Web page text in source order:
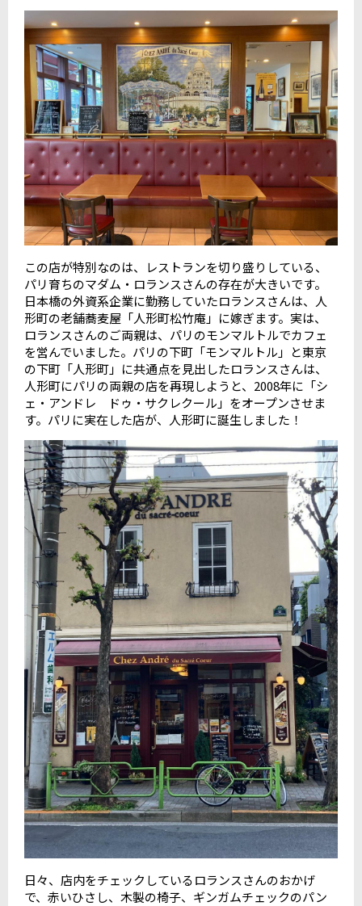
この店が特別なのは、レストランを切り盛りしている、
パリ育ちのマダム・ロランスさんの存在が大きいです。
日本橋の外資系企業に勤務していたロランスさんは、人
形町の老舗蕎麦屋「人形町松竹庵」に嫁ぎます。実は、
ロランスさんのご両親は、パリのモンマルトルでカフェ
を営んでいました。パリの下町「モンマルトル」と東京
の下町「人形町」に共通点を見出したロランスさんは、
人形町にパリの両親の店を再現しようと、2008年に「シ
ェ・アンドレ ドゥ・サクレクール」をオープンさせま
す。パリに実在した店が、人形町に誕生しました！
日々、店内をチェックしているロランスさんのおかげ
で、赤いひさし、木製の椅子、ギンガムチェックのパン